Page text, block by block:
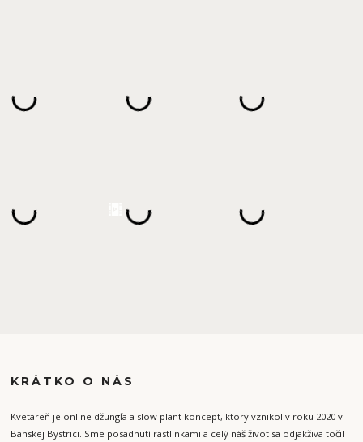
KRÁTKO O NÁS
Kvetáreň je online džungľa a slow plant koncept, ktorý vznikol v roku 2020 v
Banskej Bystrici. Sme posadnutí rastlinkami a celý náš život sa odjakživa točil